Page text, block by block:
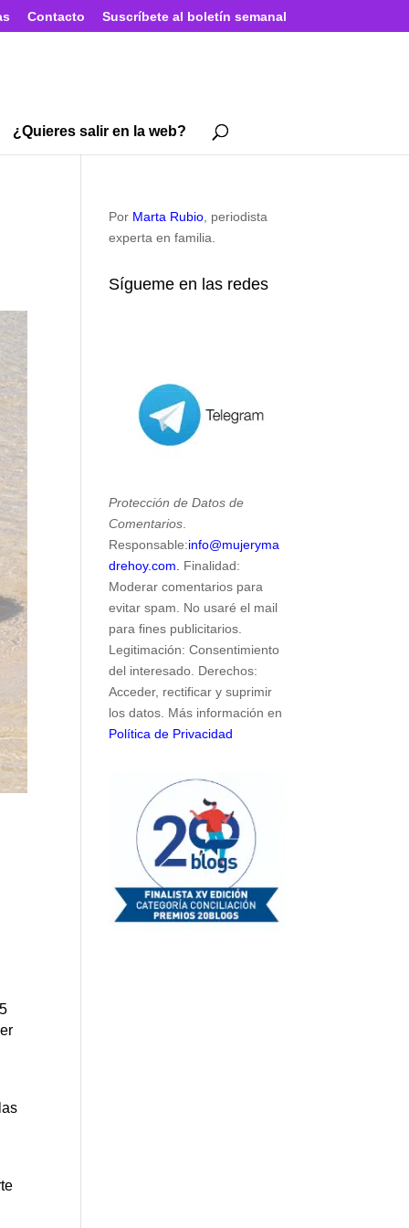
Contacto Suscríbete al boletín semanal
¿Quieres salir en la web?
Por Marta Rubio , periodista
experta en familia.
Sígueme en las redes
Protección de Datos de
Comentarios
Responsable:info@mujeryma
drehoy.com.
Finalidad:
Moderar comentarios para
evitar spam. No usaré el mail
para fines publicitarios.
Legitimación: Consentimiento
del interesado. Derechos:
Acceder, rectificar y suprimir
los datos. Más información en
Política de Privacidad